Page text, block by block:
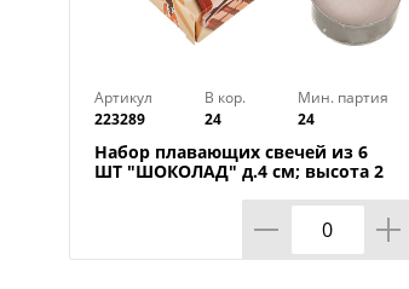
Артикул
223289
В кор.
24
Мин. партия
24
Набор плавающих свечей из 6
ШТ "ШОКОЛАД" д.4 см; высота 2